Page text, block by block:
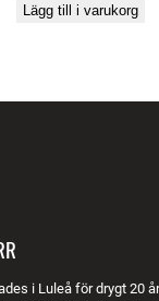
Lägg till i varukorg
i Luleå för drygt 20